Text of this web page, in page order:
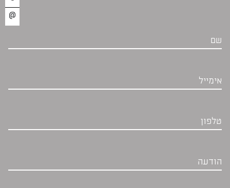
שם
אימייל
טלפון
הודעה